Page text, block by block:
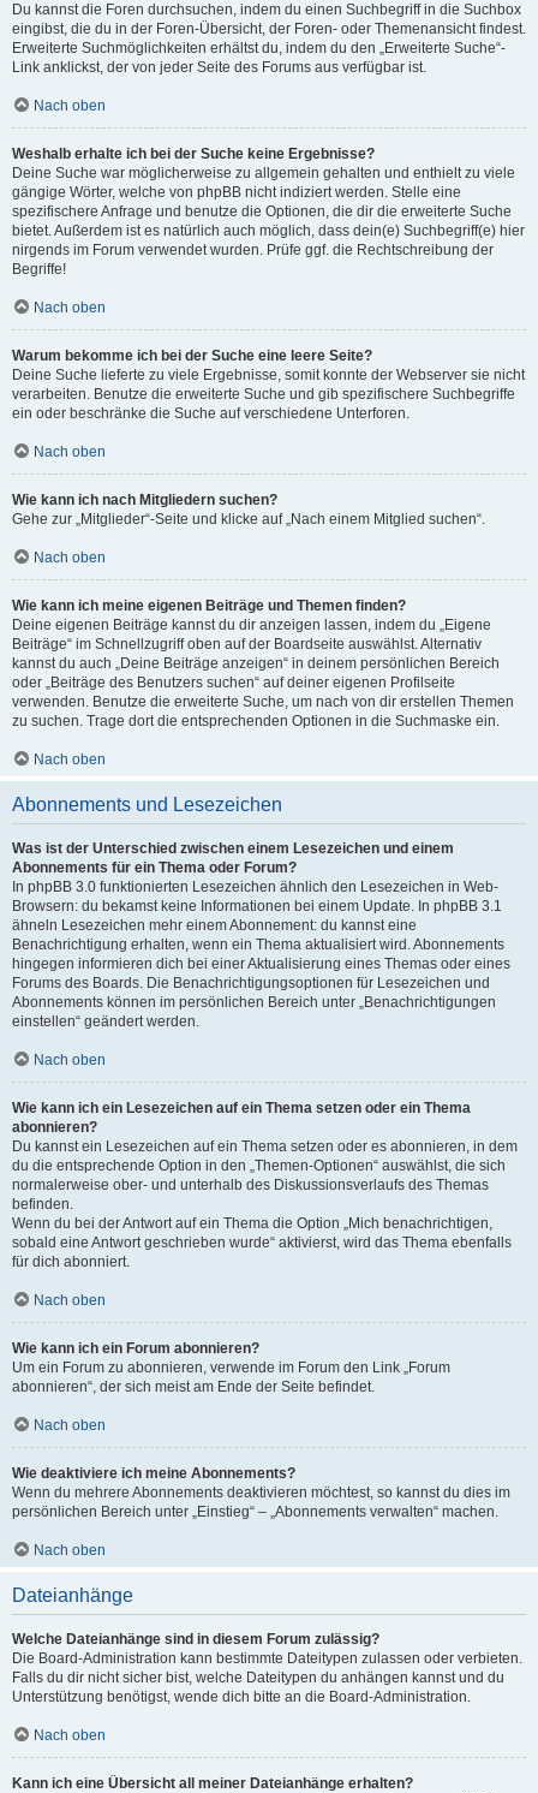
Du kannst die Foren durchsuchen, indem du einen Suchbegriff in die Suchbox
eingibst, die du in der Foren-Übersicht, der Foren- oder Themenansicht findest.
Erweiterte Suchmöglichkeiten erhältst du, indem du den „Erweiterte Suche“-
Link anklickst, der von jeder Seite des Forums aus verfügbar ist.
Nach oben
Weshalb erhalte ich bei der Suche keine Ergebnisse?
Deine Suche war möglicherweise zu allgemein gehalten und enthielt zu viele
gängige Wörter, welche von phpBB nicht indiziert werden. Stelle eine
spezifischere Anfrage und benutze die Optionen, die dir die erweiterte Suche
bietet. Außerdem ist es natürlich auch möglich, dass dein(e) Suchbegriff(e) hier
nirgends im Forum verwendet wurden. Prüfe ggf. die Rechtschreibung der
Begriffe!
Nach oben
Warum bekomme ich bei der Suche eine leere Seite?
Deine Suche lieferte zu viele Ergebnisse, somit konnte der Webserver sie nicht
verarbeiten. Benutze die erweiterte Suche und gib spezifischere Suchbegriffe
ein oder beschränke die Suche auf verschiedene Unterforen.
Nach oben
Wie kann ich nach Mitgliedern suchen?
Gehe zur „Mitglieder“-Seite und klicke auf „Nach einem Mitglied suchen“.
Nach oben
Wie kann ich meine eigenen Beiträge und Themen finden?
Deine eigenen Beiträge kannst du dir anzeigen lassen, indem du „Eigene
Beiträge“ im Schnellzugriff oben auf der Boardseite auswählst. Alternativ
kannst du auch „Deine Beiträge anzeigen“ in deinem persönlichen Bereich
oder „Beiträge des Benutzers suchen“ auf deiner eigenen Profilseite
verwenden. Benutze die erweiterte Suche, um nach von dir erstellen Themen
zu suchen. Trage dort die entsprechenden Optionen in die Suchmaske ein.
Nach oben
Abonnements und Lesezeichen
Was ist der Unterschied zwischen einem Lesezeichen und einem
Abonnements für ein Thema oder Forum?
In phpBB 3.0 funktionierten Lesezeichen ähnlich den Lesezeichen in Web-
Browsern: du bekamst keine Informationen bei einem Update. In phpBB 3.1
ähneln Lesezeichen mehr einem Abonnement: du kannst eine
Benachrichtigung erhalten, wenn ein Thema aktualisiert wird. Abonnements
hingegen informieren dich bei einer Aktualisierung eines Themas oder eines
Forums des Boards. Die Benachrichtigungsoptionen für Lesezeichen und
Abonnements können im persönlichen Bereich unter „Benachrichtigungen
einstellen“ geändert werden.
Nach oben
Wie kann ich ein Lesezeichen auf ein Thema setzen oder ein Thema
abonnieren?
Du kannst ein Lesezeichen auf ein Thema setzen oder es abonnieren, in dem
du die entsprechende Option in den „Themen-Optionen“ auswählst, die sich
normalerweise ober- und unterhalb des Diskussionsverlaufs des Themas
befinden.
Wenn du bei der Antwort auf ein Thema die Option „Mich benachrichtigen,
sobald eine Antwort geschrieben wurde“ aktivierst, wird das Thema ebenfalls
für dich abonniert.
Nach oben
Wie kann ich ein Forum abonnieren?
Um ein Forum zu abonnieren, verwende im Forum den Link „Forum
abonnieren“, der sich meist am Ende der Seite befindet.
Nach oben
Wie deaktiviere ich meine Abonnements?
Wenn du mehrere Abonnements deaktivieren möchtest, so kannst du dies im
persönlichen Bereich unter „Einstieg“ – „Abonnements verwalten“ machen.
Nach oben
Dateianhänge
Welche Dateianhänge sind in diesem Forum zulässig?
Die Board-Administration kann bestimmte Dateitypen zulassen oder verbieten.
Falls du dir nicht sicher bist, welche Dateitypen du anhängen kannst und du
Unterstützung benötigst, wende dich bitte an die Board-Administration.
Nach oben
Kann ich eine Übersicht all meiner Dateianhänge erhalten?